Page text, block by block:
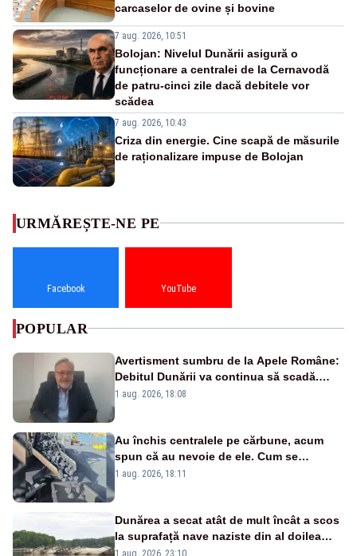
carcaselor de ovine și bovine
7 aug. 2026, 10:51
Bolojan: Nivelul Dunării asigură o
funcționare a centralei de la Cernavodă
de patru-cinci zile dacă debitele vor
scădea
7 aug. 2026, 10:43
Criza din energie. Cine scapă de măsurile
de raționalizare impuse de Bolojan
URMĂREȘTE-NE PE
Facebook YouTube
POPULAR
Avertisment sumbru de la Apele Române:
Debitul Dunării va continua să scadă.
Cernavodă s-ar putea închide în 4 zile
1 aug. 2026, 18:08
Au închis centralele pe cărbune, acum
spun că au nevoie de ele. Cum se
pasează vina în plină criză energetică
1 aug. 2026, 18:11
Dunărea a secat atât de mult încât a scos
la suprafață nave naziste din al doilea
război mondial
1 aug. 2026, 23:10